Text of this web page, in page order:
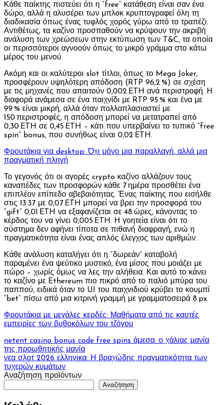
Κάθε παίκτης πιστεύει ότι η “free” κατάθεση είναι σαν ένα
δώρο, αλλά η αλυσέρει των μπλοκ κρυπτογραφεί όλη τη
διαδικασία όπως ένας τυφλός χορός γύρω από το τραπέζι.
Αντιθέτως, τα καζίνο προσπαθούν να κρύψουν την ακριβή
ανάλυση των χρεώσεων στην εκτύπωση των T&C, τα οποία
οι περισσότεροι αγνοούν όπως το μικρό γράμμα στο κάτω
μέρος του μενού.
Ακόμη και οι καλύτεροι slot τίτλοι, όπως το Mega Joker,
προσφέρουν υψηλότερη απόδοση (RTP 96,2 %) σε σχέση
με τις μηχανές που απαιτούν 0,002 ETH ανά περιστροφή. Η
διαφορά ανάμεσα σε ένα παιχνίδι με RTP 95 % και ένα με
99 % είναι μικρή, αλλά όταν πολλαπλασιαστεί με
150 περιστροφές, η απόδοση μπορεί να μετατραπεί από
0,30 ETH σε 0,45 ETH – κάτι που υπερβαίνει το τυπικό “free
spin” bonus, που συνήθως είναι 0,02 ETH.
Φρουτάκια για desktop: Όχι μόνο μια παραλλαγή, αλλά μια
πραγματική πληγή
Το γεγονός ότι οι αγορές crypto καζίνο αλλάζουν τους
καναπέδες των προσφορών κάθε 7 ημέρα προσθέτει ένα
επιπλέον επίπεδο αβεβαιότητας. Ένας παίκτης που εισήλθε
στις 13:37 με 0,07 ETH μπορεί να βρει την προσφορά του
“gift” 0,01 ETH να εξαφανίζεται σε 48 ώρες, κάνοντας το
κέρδος του να γίνει 0,005 ETH. Η γοητεία είναι ότι το
σύστημα δεν αφήνει τίποτα σε πιθανή διαφραγή, ενώ η
πραγματικότητα είναι ένας απλός έλεγχος των αριθμών.
Κάθε ανάλυση καταλήγει ότι η “δωρεάν” καταβολή
παραμένει ένα ψεύτικο μυστικό, ένα μίσος που μοιάζει με
πώρο – χωρίς όμως να λες την αλήθεια. Και αυτό το κάνει
το καζίνο με Ethereum πιο πικρό από το παλιό μπύρα του
παππού, ειδικά όταν το UI του παιχνιδιού κρύβει το κουμπί
“bet” πίσω από μια κιτρινή γραμμή με γραμματοσειρά 8 px.
Φρουτάκια με μεγάλες κερδές: Μαθήματα από τις καυτές
εμπειρίες των βυθοκόλων του τζόγου
Πλοήγηση
άρθρων
netent casino bonus code free spins άμεσα: ο χάλιας μανία
της προωθητικής μανία
νεα σλοτ 2026 ελληνικα: Η βραχώδης πραγματικότητα των
τυχερών κυμάτων
Αναζήτηση προϊόντων
Αναζήτηση